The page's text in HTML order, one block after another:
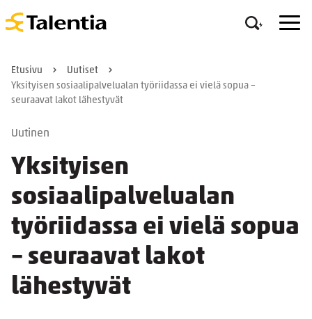
Etusivu
Uutiset
Yksityisen sosiaalipalvelualan työriidassa ei vielä sopua –
seuraavat lakot lähestyvät
Uutinen
Yksityisen
sosiaalipalvelualan
työriidassa ei vielä sopua
– seuraavat lakot
lähestyvät